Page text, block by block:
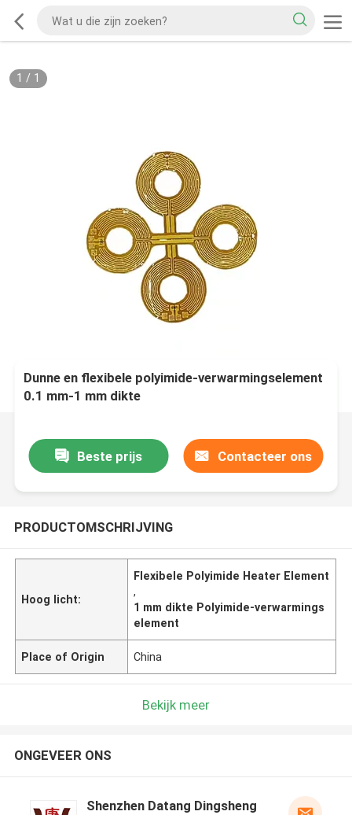
1 / 1
Dunne en flexibele polyimide-verwarmingselement
0.1 mm-1 mm dikte
Beste prijs Contacteer ons
PRODUCTOMSCHRIJVING
Hoog licht:
Flexibele Polyimide Heater Element
,
1 mm dikte Polyimide-verwarmings
element
Place of Origin China
Bekijk meer
ONGEVEER ONS
Shenzhen Datang Dingsheng